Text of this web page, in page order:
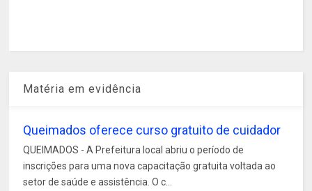
Matéria em evidência
Queimados oferece curso gratuito de cuidador
QUEIMADOS - A Prefeitura local abriu o período de
inscrições para uma nova capacitação gratuita voltada ao
setor de saúde e assistência. O c...